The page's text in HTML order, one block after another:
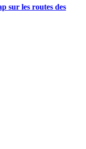
sur les routes des